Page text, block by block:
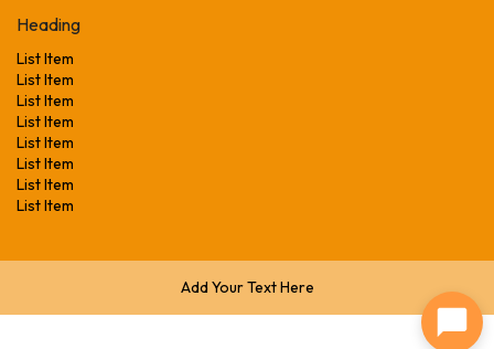
Heading
List Item
List Item
List Item
List Item
List Item
List Item
List Item
List Item
Add Your Text Here